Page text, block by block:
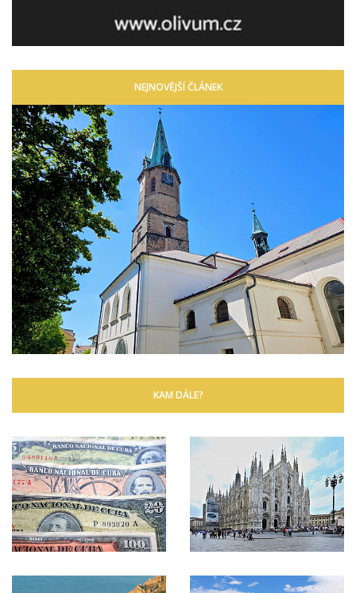
NEJNOVĚJŠÍ ČLÁNEK
KAM DÁLE?